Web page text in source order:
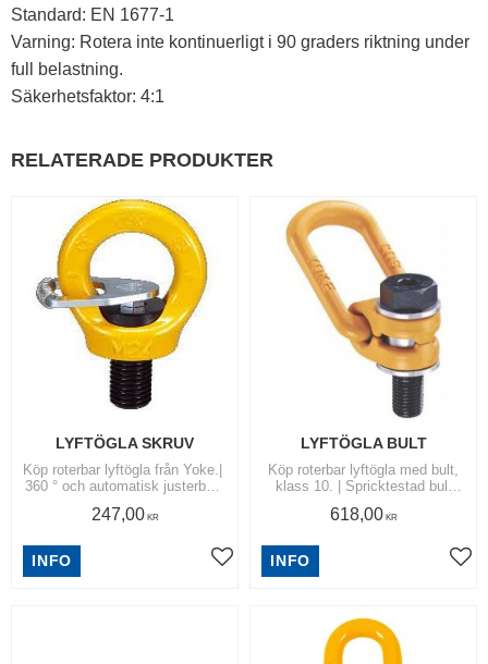
Standard: EN 1677-1
Varning: Rotera inte kontinuerligt i 90 graders riktning under
full belastning.
Säkerhetsfaktor: 4:1
RELATERADE PRODUKTER
LYFTÖGLA SKRUV
Köp roterbar lyftögla från Yoke.| ​
360 ° och automatisk justerbar i
monteras för hand och testad till
247,00KR
Lägg till i favoriter
INFO
LYFTÖGLA BULT
Köp roterbar lyftögla med bult,
klass 10. | Spricktestad bult
full lyftkapacitet vid 90 graders
618,00KR
INFO